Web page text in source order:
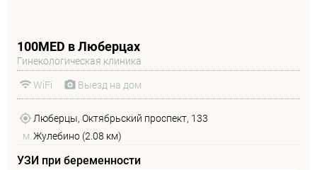
100MED в Люберцах
Гинекологическая клиника
WiFi Выезд на дом
Люберцы, Октябрьский проспект, 133
м. Жулебино (2.08 км)
УЗИ при беременности